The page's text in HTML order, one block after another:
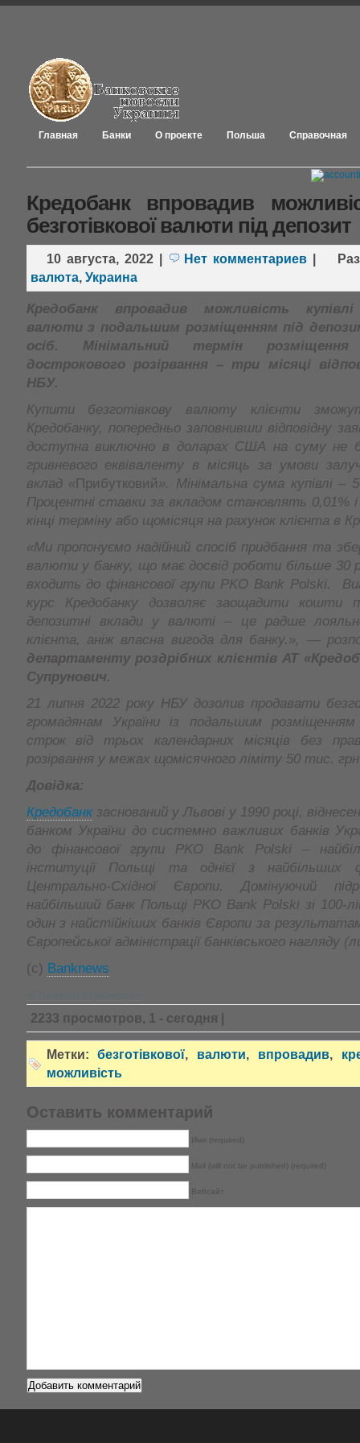
Главная Банки О проекте Польша Справочная
Кредобанк впровадив
безготівкової валюти під депозит
10 августа, 2022| Нет комментариев
валюта, Украина
Кредобанк впровадив можливість купівлі
валюти з подальшим розміщенням під
осіб. Мінімальний термін
дострокового розірвання – три місяці
НБУ.
Купити безготівкову валюту клієнти
Кредобанку, попередньо заповнивши відповідну
доступна виключно в доларах США на суму не
гривневого еквіваленту в місяць за умови
вклад «Прибутковий». Мінімальна сума купівлі –
Процентні ставки за вкладом становлять 0,01%
кінці терміну або щомісяця на рахунок клієнта в
«Ми пропонуємо надійний спосіб придбання та
валюти у банку, що має досвід роботи більше 30
входить до фінансової групи PKO Bank Polski.
курс Кредобанку дозволяє заощадити кошти
депозитні вклади у валюті – це радше
клієнта, аніж власна вигода для банку.»,
—
департаменту роздрібних клієнтів АТ
Супрунович.
21 липня 2022 року НБУ дозолив продавати
громадянам України із подальшим
строк від трьох календарних місяців без
розірвання у межах щомісячного ліміту 50 тис.
Довідка:
Кредобанкзаснований у Львові у 1990 році,
банком України до системно важливих банків
до фінансової групи PKO Bank Polski –
інституції Польщі та однієї з найбільших
Центрально-Східної Європи. Домінуючий
найбільший банк Польщі PKO Bank Polski зі 100-
один з найстійкіших банків Європи за
Європейської адміністрації банківського нагляду
(c) Banknews
2233 просмотров, 1 - сегодня |
Метки:безготівкової, валюти, впровадив,
можливість
Оставить комментарий
Имя (required)
Mail (will not be published) (required)
Вебсайт